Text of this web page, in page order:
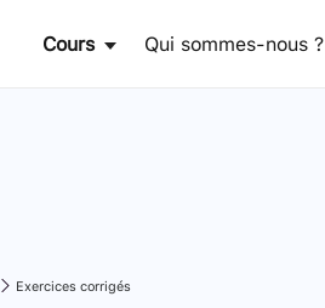
Cours Qui sommes-nous ?
Exercices corrigés